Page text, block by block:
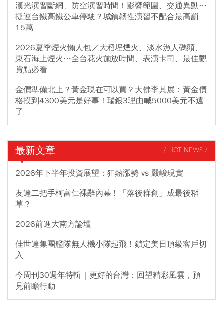
漢光演習斷網、防空演習時間！影響範圍、交通異動…
捷運台鐵高鐵公車停駛？城鎮韌性演習不配合最高罰
15萬
2026夏季煙火懶人包／大稻埕煙火、淡水漁人碼頭、
東石海上煙火…全台花火施放時間、表演卡司、最佳觀
賞點必看
金價準備北上？黃金現在可以買？大佛李其展：黃金價
格摸到4300美元是好事！瑞銀3理由喊5000美元不遠
了
最新文章 / HOT NEWS /
2026年下半年投資展望：狂熱漲勢 vs 嚴峻現實
友達二把手柯富仁裸辭內幕！「落後群創」成最後稻
草？
2026前進大南方論壇
佳世達集團艦隊無人機小隊起飛！鎖定美日頂級客戶切
入
今周刊30週年特輯｜更好的台灣：回望精彩風雲，預
見前瞻行動